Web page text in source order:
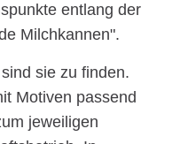
entlang der
Milchkannen".
sie zu finden.
Motiven passend
jeweiligen